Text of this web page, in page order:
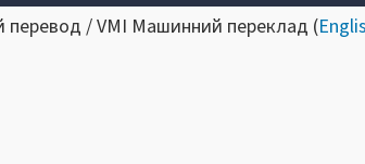
/ VMI Машинний переклад (